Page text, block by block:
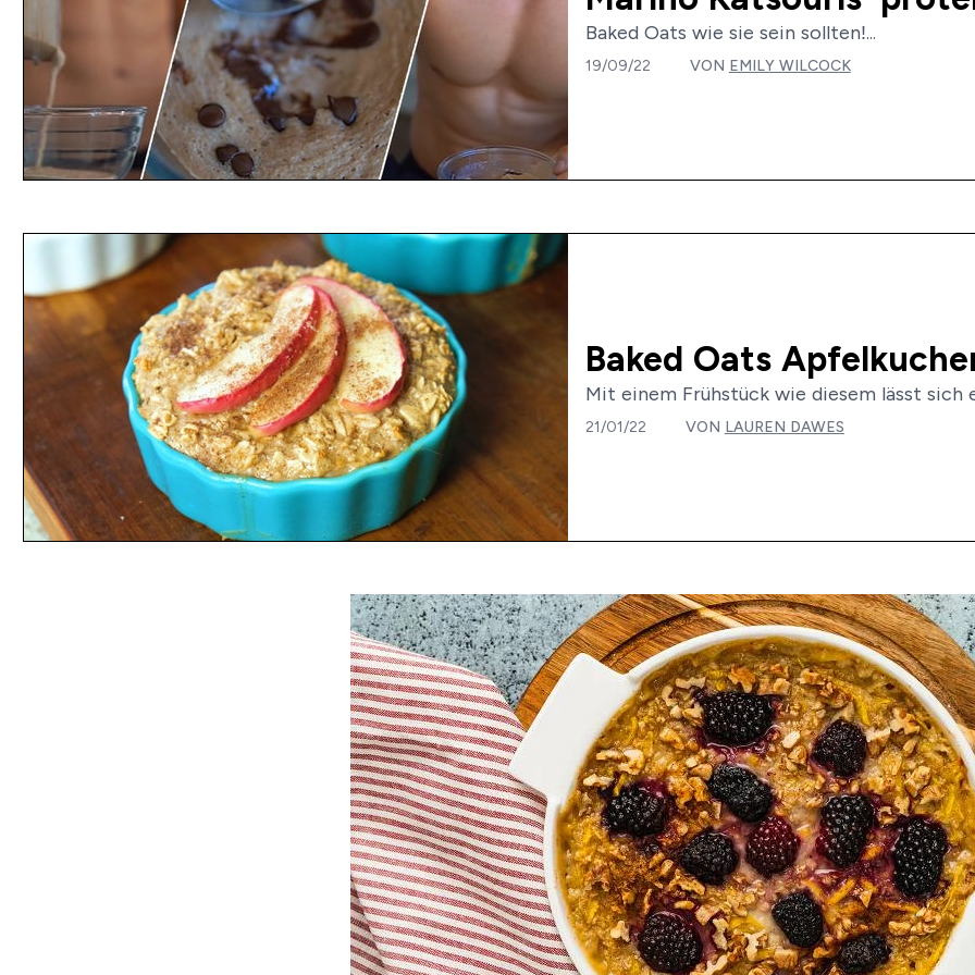
Baked Oats wie sie sein sollten!...
19/09/22 VON EMILY WILCOCK
Baked Oats
Mit einem Frühstück wie diesem lässt
21/01/22 VON LAUREN DAWES